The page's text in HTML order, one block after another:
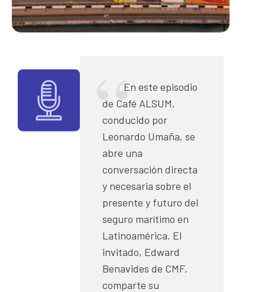
En este episodio
de Café ALSUM,
conducido por
Leonardo Umaña, se
abre una
conversación directa
y necesaria sobre el
presente y futuro del
seguro marítimo en
Latinoamérica. El
invitado, Edward
Benavides de CMF,
comparte su